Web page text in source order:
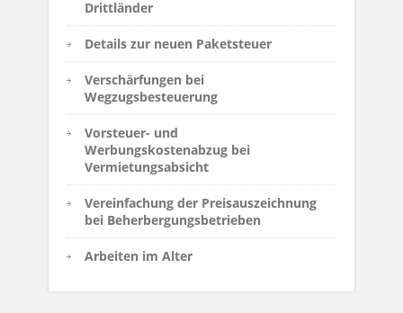
Drittländer
Details zur neuen Paketsteuer
Verschärfungen bei
Wegzugsbesteuerung
Vorsteuer- und
Werbungskostenabzug bei
Vermietungsabsicht
Vereinfachung der Preisauszeichnung
bei Beherbergungsbetrieben
Arbeiten im Alter